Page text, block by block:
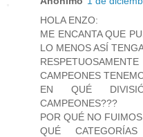
HOLA ENZO:
ME ENCANTA QUE
LO MENOS ASÍ
CAMPEONES
EN QUÉ
CAMPEONES???
POR QUÉ NO
QUÉ